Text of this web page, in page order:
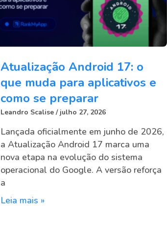
Atualização Android 17: o
que muda para aplicativos e
como se preparar
Leandro Scalise julho 27, 2026
Lançada oficialmente em junho de 2026,
a Atualização Android 17 marca uma
nova etapa na evolução do sistema
operacional do Google. A versão reforça
a
Leia mais »